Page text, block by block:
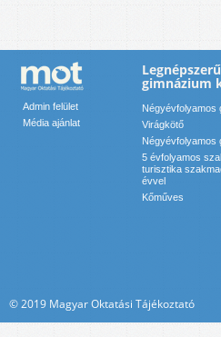
Admin felület
Média ajánlat
gimnázium
Négyévfolyamos
Virágkötő
Négyévfolyamos
5 évfolyamos
turisztika
évvel
Kőműves
© 2019 Magyar Oktatási